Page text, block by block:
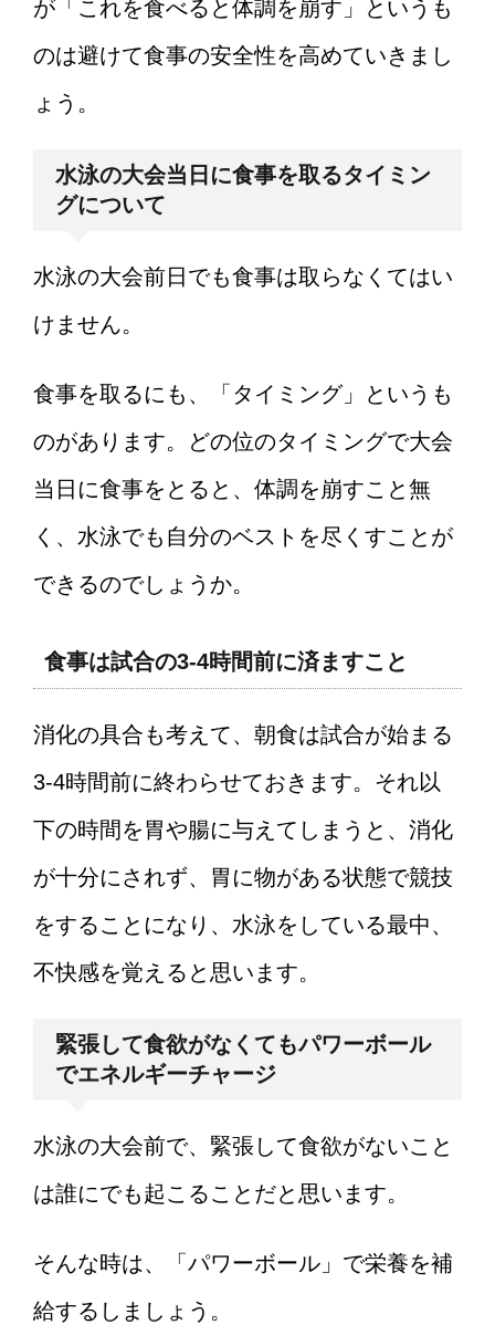
が「これを食べると体調を崩す」というも
のは避けて食事の安全性を高めていきまし
ょう。
水泳の大会当日に食事を取るタイミン
グについて
水泳の大会前日でも食事は取らなくてはい
けません。
食事を取るにも、「タイミング」というも
のがあります。どの位のタイミングで大会
当日に食事をとると、体調を崩すこと無
く、水泳でも自分のベストを尽くすことが
できるのでしょうか。
食事は試合の3-4時間前に済ますこと
消化の具合も考えて、朝食は試合が始まる
3-4時間前に終わらせておきます。それ以
下の時間を胃や腸に与えてしまうと、消化
が十分にされず、胃に物がある状態で競技
をすることになり、水泳をしている最中、
不快感を覚えると思います。
緊張して食欲がなくてもパワーボール
でエネルギーチャージ
水泳の大会前で、緊張して食欲がないこと
は誰にでも起こることだと思います。
そんな時は、「パワーボール」で栄養を補
給するしましょう。